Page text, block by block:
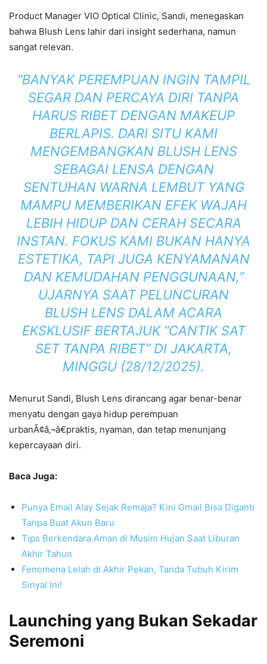
Product Manager VIO Optical Clinic, Sandi, menegaskan
bahwa Blush Lens lahir dari insight sederhana, namun
sangat relevan.
“BANYAK PEREMPUAN INGIN TAMPIL
SEGAR DAN PERCAYA DIRI TANPA
HARUS RIBET DENGAN MAKEUP
BERLAPIS. DARI SITU KAMI
MENGEMBANGKAN BLUSH LENS
SEBAGAI LENSA DENGAN
SENTUHAN WARNA LEMBUT YANG
MAMPU MEMBERIKAN EFEK WAJAH
LEBIH HIDUP DAN CERAH SECARA
INSTAN. FOKUS KAMI BUKAN HANYA
ESTETIKA, TAPI JUGA KENYAMANAN
DAN KEMUDAHAN PENGGUNAAN,”
UJARNYA SAAT PELUNCURAN
BLUSH LENS DALAM ACARA
EKSKLUSIF BERTAJUK “CANTIK SAT
SET TANPA RIBET”DI JAKARTA,
MINGGU (28/12/2025).
Menurut Sandi, Blush Lens dirancang agar benar-benar
menyatu dengan gaya hidup perempuan
urbanÃ¢â‚¬â€praktis, nyaman, dan tetap menunjang
kepercayaan diri.
Baca Juga:
Punya Email Alay Sejak Remaja? Kini Gmail Bisa Diganti
Tanpa Buat Akun Baru
Tips Berkendara Aman di Musim Hujan Saat Liburan
Akhir Tahun
Fenomena Lelah di Akhir Pekan, Tanda Tubuh Kirim
Sinyal Ini!
Launching yang Bukan Sekadar
Seremoni